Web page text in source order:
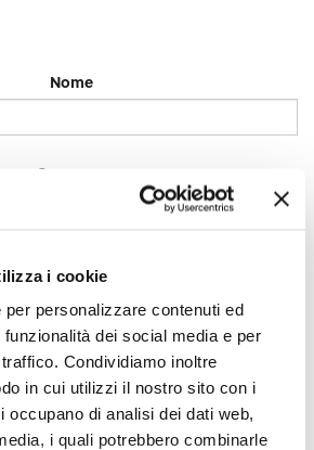
i cookie
personalizzare contenuti ed
dei social media e per
Condividiamo inoltre
in cui utilizzi il nostro sito con i
occupano di analisi dei dati web,
i quali potrebbero combinarle